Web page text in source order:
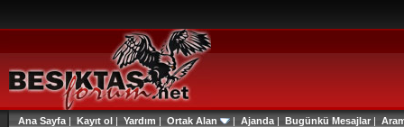
Ana Sayfa | Kayıt ol | Yardım | Ortak Alan | Ajanda | Bugünkü Mesajlar|